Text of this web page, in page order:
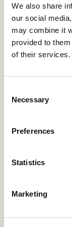
We also share
our social
may combine it
provided to
of their services.
Selection
Necessary
Preferences
Statistics
Marketing
Projekter
Læs mere